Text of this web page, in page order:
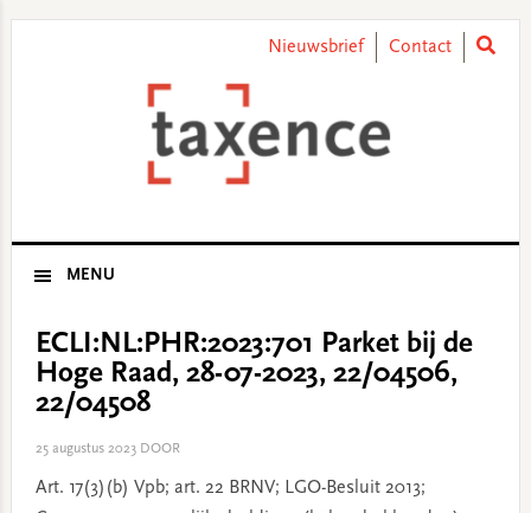
Nieuwsbrief Contact
MENU
ECLI:NL:PHR:2023:701 Parket bij de
Hoge Raad, 28-07-2023, 22/04506,
22/04508
25 augustus 2023DOOR
Art. 17(3)(b) Vpb; art. 22 BRNV; LGO-Besluit 2013;